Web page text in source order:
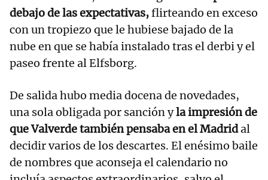
debajo de las expectativas,flirteando en exceso
con un tropiezo que le hubiese bajado de la
nube en que se había instalado tras el derbi y el
paseo frente al Elfsborg.
De salida hubo media docena de novedades,
una sola obligada por sanción yla impresión de
que Valverde también pensaba en el Madridal
decidir varios de los descartes. El enésimo baile
de nombres que aconseja el calendario no